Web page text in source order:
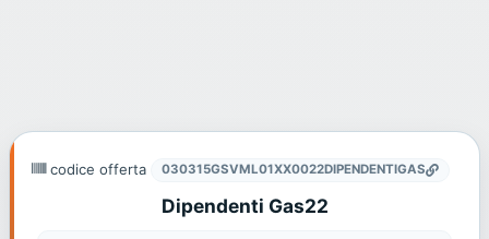
codice offerta 030315GSVML01XX0022DIPENDENTIGAS
Dipendenti Gas22